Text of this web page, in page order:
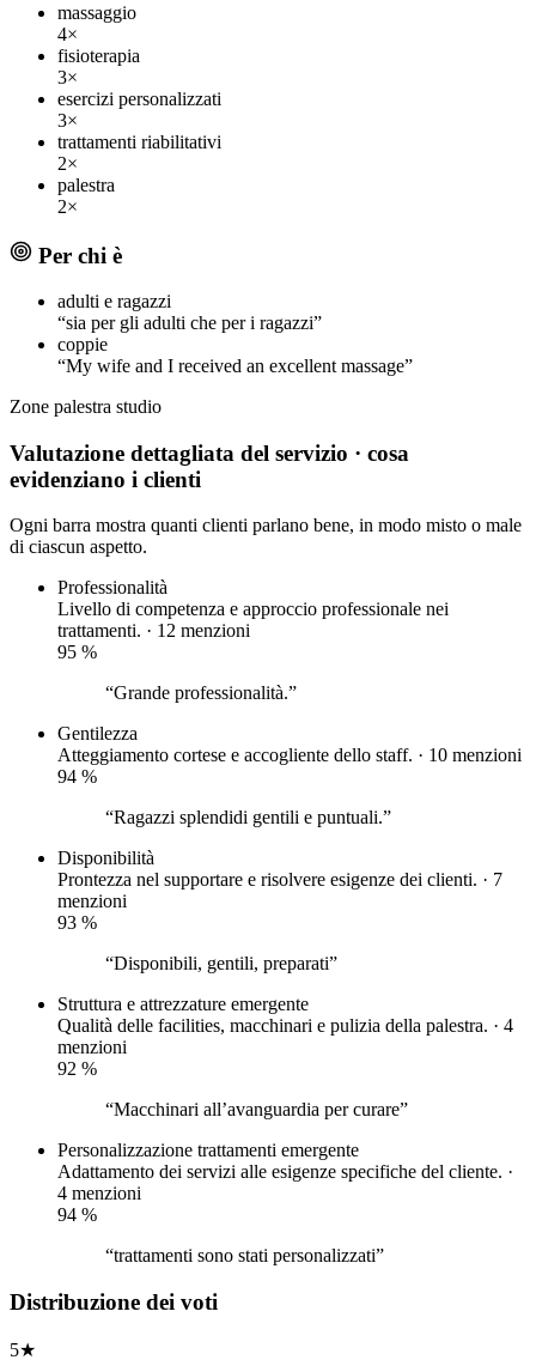
massaggio
4×
fisioterapia
3×
esercizi personalizzati
3×
trattamenti riabilitativi
2×
palestra
2×
Per chi è
adulti e ragazzi
“sia per gli adulti che per i ragazzi”
coppie
“My wife and I received an excellent massage”
Zone palestra studio
Valutazione dettagliata del servizio · cosa
evidenziano i clienti
Ogni barra mostra quanti clienti parlano bene, in modo misto o male
di ciascun aspetto.
Professionalità
Livello di competenza e approccio professionale nei
trattamenti. · 12 menzioni
95 %
“Grande professionalità.”
Gentilezza
Atteggiamento cortese e accogliente dello staff. · 10 menzioni
94 %
“Ragazzi splendidi gentili e puntuali.”
Disponibilità
Prontezza nel supportare e risolvere esigenze dei clienti. · 7
menzioni
93 %
“Disponibili, gentili, preparati”
Struttura e attrezzature emergente
Qualità delle facilities, macchinari e pulizia della palestra. · 4
menzioni
92 %
“Macchinari all’avanguardia per curare”
Personalizzazione trattamenti emergente
Adattamento dei servizi alle esigenze specifiche del cliente. ·
4 menzioni
94 %
“trattamenti sono stati personalizzati”
Distribuzione dei voti
5★